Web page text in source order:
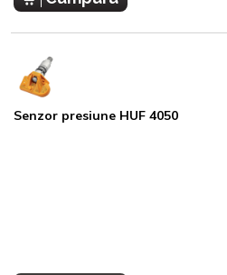
Senzor presiune HUF 4050